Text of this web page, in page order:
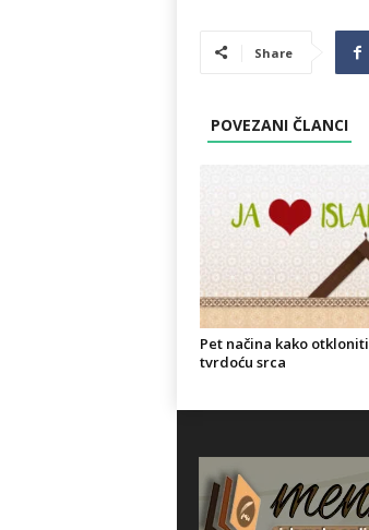
Share
POVEZANI ČLANCI
Pet načina kako otkloniti
tvrdoću srca